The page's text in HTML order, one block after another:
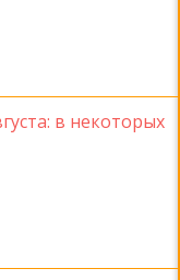
в некоторых